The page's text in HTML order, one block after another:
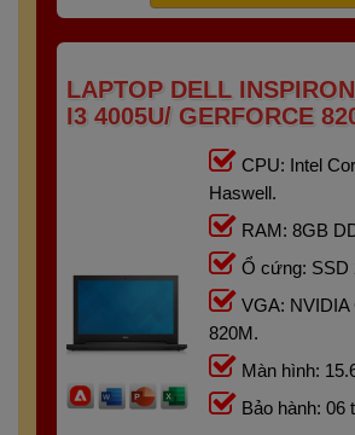
LAPTOP DELL
I3 4005U/ GERFORCE
256GB/ 15.6" HD
CPU: Intel
Haswell.
RAM: 8GB
Ổ cứng: SSD
VGA: NVIDIA
820M.
Màn hình:
Bảo hành: 06